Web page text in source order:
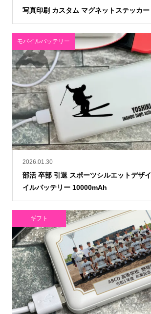
写真印刷 カスタム マグネットステッカ
2026.01.30
部活 卒部 引退 スポーツシルエットデザ
イルバッテリー 10000mAh
モバイルバッテリー
ギフト